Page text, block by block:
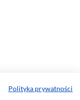
Polityka prywatności